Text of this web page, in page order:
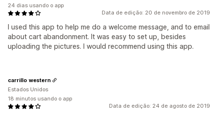
Data de edição: 20 de novembro de 2019
I used this app to help me do a welcome message, and to email
about cart abandonment. It was easy to set up, besides
uploading the pictures. I would recommend using this app.
24 dias usando o app
Data de edição: 24 de agosto de 2019
carrillo western
Estados Unidos
18 minutos usando o app